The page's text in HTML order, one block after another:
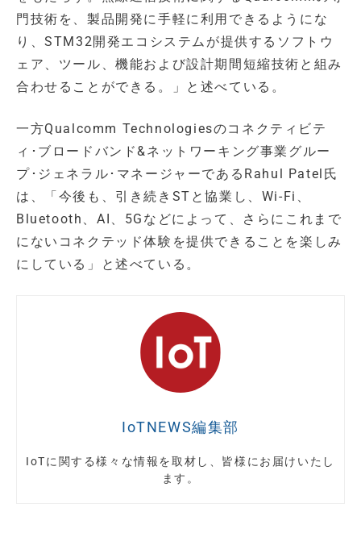
門技術を、製品開発に手軽に利用できるようにな
り、STM32開発エコシステムが提供するソフトウ
ェア、ツール、機能および設計期間短縮技術と組み
合わせることができる。」と述べている。
一方Qualcomm Technologiesのコネクティビテ
ィ･ブロードバンド&ネットワーキング事業グルー
プ･ジェネラル･マネージャーであるRahul Patel氏
は、「今後も、引き続きSTと協業し、Wi-Fi、
Bluetooth、AI、5Gなどによって、さらにこれまで
にないコネクテッド体験を提供できることを楽しみ
にしている」と述べている。
IoTNEWS編集部
IoTに関する様々な情報を取材し、皆様にお届けいたし
ます。